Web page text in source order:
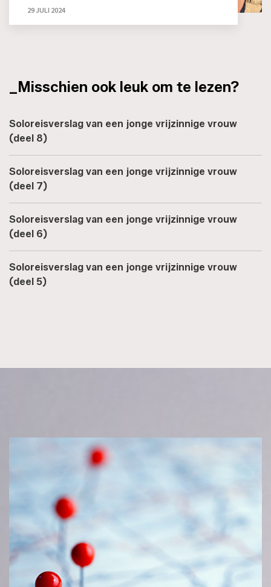
29 JULI 2024
_Misschien ook leuk om te lezen?
Soloreisverslag van een jonge vrijzinnige vrouw
(deel 8)
Soloreisverslag van een jonge vrijzinnige vrouw
(deel 7)
Soloreisverslag van een jonge vrijzinnige vrouw
(deel 6)
Soloreisverslag van een jonge vrijzinnige vrouw
(deel 5)